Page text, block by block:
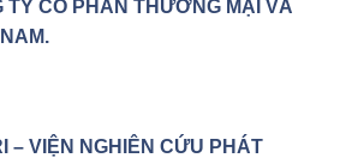
TY CỔ PHẦN THƯƠNG MẠI VÀ
– VIỆN NGHIÊN CỨU PHÁT